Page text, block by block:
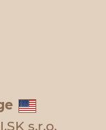
s.r.o.